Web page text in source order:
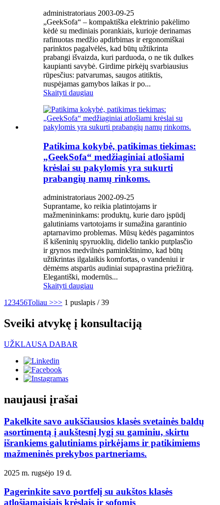
administratoriaus 2003-09-25
„GeekSofa“ – kompaktiška elektrinio pakėlimo
kėdė su mediniais porankiais, kurioje derinamas
rafinuotas medžio apdirbimas ir ergonomiškai
parinktos pagalvėlės, kad būtų užtikrinta
prabangi išvaizda, kuri parduoda, o ne tik dulkes
kaupianti savybė. Girdime pirkėjų svarbiausius
rūpesčius: patvarumas, saugos atitiktis,
nuspėjamas gamybos laikas ir po...
Skaityti daugiau
Patikima kokybė, patikimas tiekimas:
„GeekSofa“ medžiaginiai atlošiami
krėslai su pakylomis yra sukurti
prabangių namų rinkoms.
administratoriaus 2002-09-25
Suprantame, ko reikia platintojams ir
mažmenininkams: produktų, kurie daro įspūdį
galutiniams vartotojams ir sumažina garantinio
aptarnavimo problemas. Mūsų kėdės pagamintos
iš kišeninių spyruoklių, didelio tankio putplasčio
ir grynos medvilnės paminkštinimo, kad būtų
užtikrintas ilgalaikis komfortas, o vandeniui ir
dėmėms atsparūs audiniai supaprastina priežiūrą.
Elegantiški, modernūs...
Skaityti daugiau
1 23456Toliau >>> 1 puslapis / 39
Sveiki atvykę į konsultaciją
UŽKLAUSA DABAR
naujausi įrašai
Pakelkite savo aukščiausios klasės svetainės baldų
asortimentą į aukštesnį lygį su gaminiu, skirtu
išrankiems galutiniams pirkėjams ir patikimiems
mažmeninės prekybos partneriams.
2025 m. rugsėjo 19 d.
Pagerinkite savo portfelį su aukštos klasės
atlošiamaisiais krėslais ir sofomis